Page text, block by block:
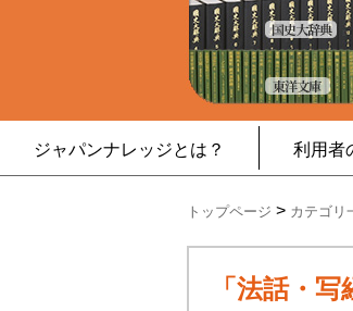
ジャパンナレッジとは？ 利用者
トップページ > カテゴリ
「法話・